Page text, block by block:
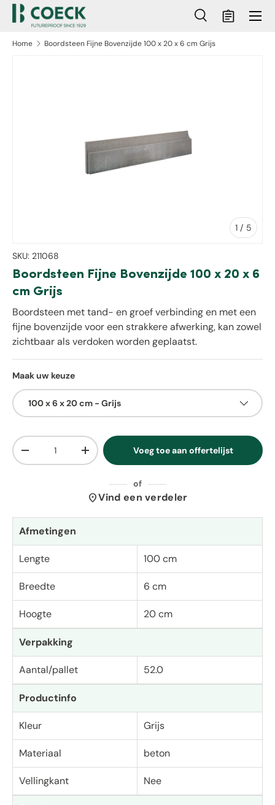
naar inhoud
Zoeken
ZoekenMandje
Menu
Home Boordsteen Fijne Bovenzijde 100 x 20 x 6 cm Grijs
1 / van
5
SKU: 211068
Boordsteen Fijne Bovenzijde 100 x 20 x 6
cm Grijs
Boordsteen met tand- en groef verbinding en met een
fijne bovenzijde voor een strakkere afwerking, kan zowel
zichtbaar als verdoken worden geplaatst.
Maak uw keuze
100 x 6 x 20 cm - Grijs
Aantal
Verlaag de hoeveelheidVerhoog de hoeveelheidVoeg toe aan offertelijst
of
location_onVind een verdeler
Afmetingen
Lengte 100 cm
Breedte 6 cm
Hoogte 20 cm
Verpakking
Aantal/pallet 52.0
Productinfo
Kleur Grijs
Materiaal beton
Vellingkant Nee